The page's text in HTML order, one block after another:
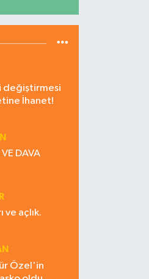
değiştirmesi
İhanet!
DAVA
ve açlık.
Özel'in